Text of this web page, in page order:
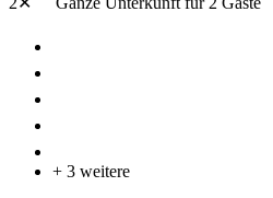
+ 3 weitere